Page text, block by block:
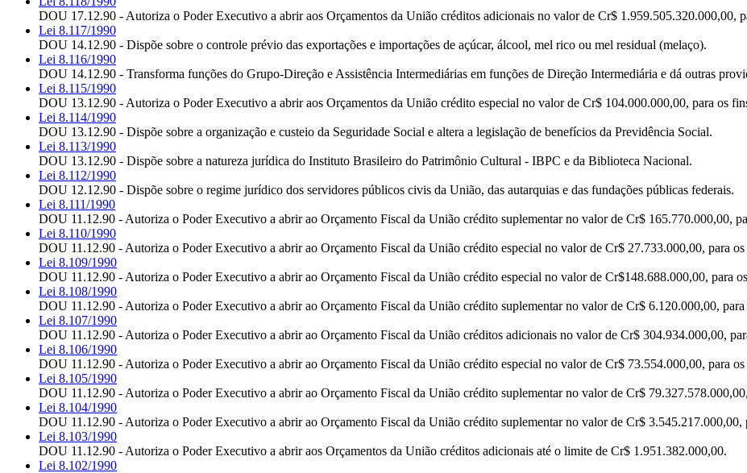
DOU 17.12.90 - Autoriza o Poder Executivo a abrir aos Orçamentos da União créditos adicionais no valor de Cr$ 1.959.505.320.000,00,
Lei 8.117/1990
DOU 14.12.90 - Dispõe sobre o controle prévio das exportações e importações de açúcar, álcool, mel rico ou mel residual (melaço).
Lei 8.116/1990
DOU 14.12.90 - Transforma funções do Grupo-Direção e Assistência Intermediárias em funções de Direção Intermediária e dá outras
Lei 8.115/1990
DOU 13.12.90 - Autoriza o Poder Executivo a abrir aos Orçamentos da União crédito especial no valor de Cr$ 104.000.000,00, para os
Lei 8.114/1990
DOU 13.12.90 - Dispõe sobre a organização e custeio da Seguridade Social e altera a legislação de benefícios da Previdência Social.
Lei 8.113/1990
DOU 13.12.90 - Dispõe sobre a natureza jurídica do Instituto Brasileiro do Patrimônio Cultural - IBPC e da Biblioteca Nacional.
Lei 8.112/1990
DOU 12.12.90 - Dispõe sobre o regime jurídico dos servidores públicos civis da União, das autarquias e das fundações públicas federais.
Lei 8.111/1990
DOU 11.12.90 - Autoriza o Poder Executivo a abrir ao Orçamento Fiscal da União crédito suplementar no valor de Cr$ 165.770.000,00,
Lei 8.110/1990
DOU 11.12.90 - Autoriza o Poder Executivo a abrir ao Orçamento Fiscal da União crédito especial no valor de Cr$ 27.733.000,00, para
Lei 8.109/1990
DOU 11.12.90 - Autoriza o Poder Executivo a abrir ao Orçamento Fiscal da União crédito especial no valor de Cr$148.688.000,00, para
Lei 8.108/1990
DOU 11.12.90 - Autoriza o Poder Executivo a abrir ao Orçamento Fiscal da União crédito suplementar no valor de Cr$ 6.120.000,00, para
Lei 8.107/1990
DOU 11.12.90 - Autoriza o Poder Executivo a abrir ao Orçamento Fiscal da União créditos adicionais no valor de Cr$ 304.934.000,00,
Lei 8.106/1990
DOU 11.12.90 - Autoriza o Poder Executivo a abrir ao Orçamento Fiscal da União crédito especial no valor de Cr$ 73.554.000,00, para
Lei 8.105/1990
DOU 11.12.90 - Autoriza o Poder Executivo a abrir ao Orçamento Fiscal da União crédito suplementar no valor de Cr$
Lei 8.104/1990
DOU 11.12.90 - Autoriza o Poder Executivo a abrir ao Orçamento Fiscal da União crédito suplementar no valor de Cr$ 3.545.217.000,00,
Lei 8.103/1990
DOU 11.12.90 - Autoriza o Poder Executivo a abrir aos Orçamentos da União créditos adicionais até o limite de Cr$ 1.951.382.000,00.
Lei 8.102/1990